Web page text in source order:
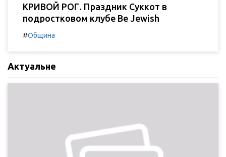
КРИВОЙ РОГ. Праздник Суккот в
подростковом клубе Be Jewish
#Община
Актуальне